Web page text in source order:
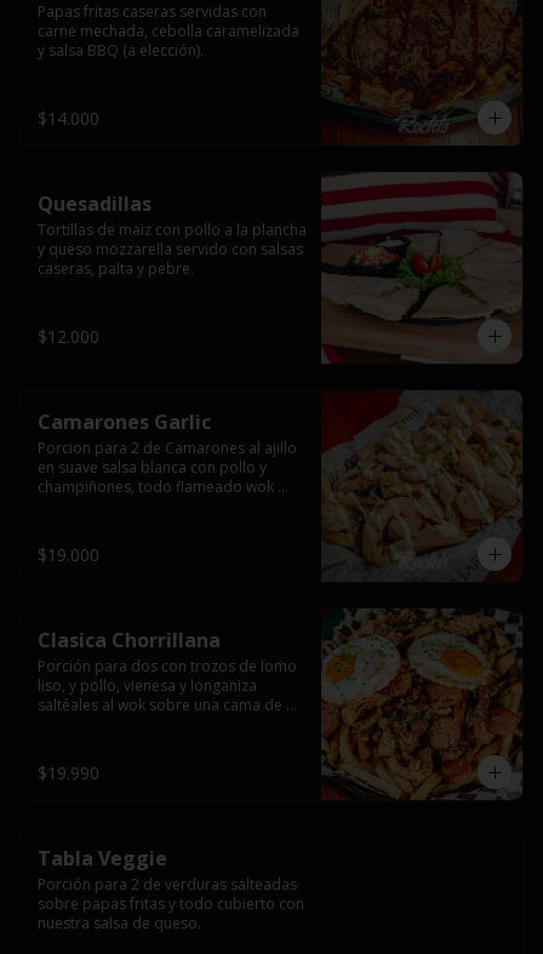
Papas fritas caseras servidas con
carne mechada, cebolla caramelizada
y salsa BBQ (a elección).
$14.000
Quesadillas
Tortillas de maiz con pollo a la plancha
y queso mozzarella servido con salsas
caseras, palta y pebre.
$12.000
Camarones Garlic
Porcion para 2 de Camarones al ajillo
en suave salsa blanca con pollo y
champiñones, todo flameado wok
$19.000
Clasica Chorrillana
Porción para dos con trozos de lomo
liso, y pollo, vienesa y longaniza
saltéales al wok sobre una cama de
$19.990
Tabla Veggie
Porción para 2 de verduras salteadas
sobre papas fritas y todo cubierto con
nuestra salsa de queso.